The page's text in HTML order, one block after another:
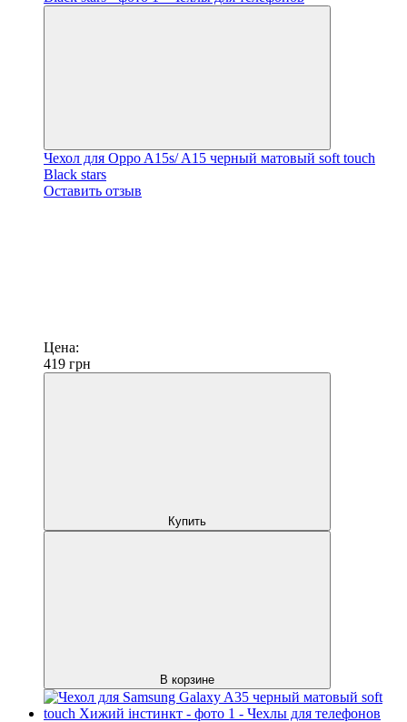
Чехол для Oppo A15s/ A15 черный матовый soft touch
Black stars
Оставить отзыв
Цена:
419 грн
Купить
В корзине